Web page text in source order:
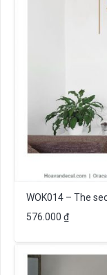
WOK014 – The
576.000 ₫